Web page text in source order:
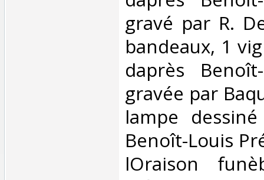
gravé par R.
bandeaux, 1
daprès
gravée par
lampe
Benoît-Louis
lOraison